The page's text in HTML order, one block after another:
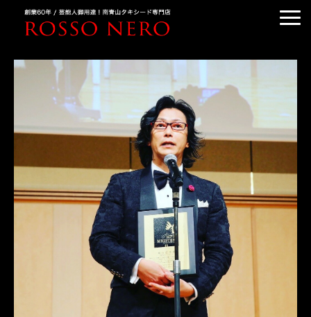
TUXEDO RANKING
KIMONO DRESS
CUSTOMER'S VOICE
COLUMN &BLOG
ABOUT US
ACCESS